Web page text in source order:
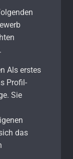
Als erstes
Profil-
Sie
das